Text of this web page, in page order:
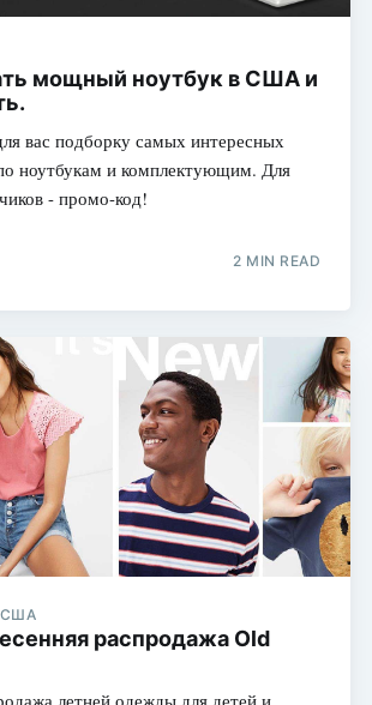
мощный ноутбук в США и
вас подборку самых интересных
ноутбукам и комплектующим. Для
- промо-код!
2 MIN READ
США
распродажа Old